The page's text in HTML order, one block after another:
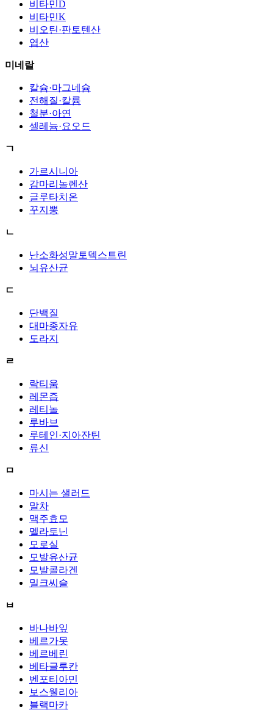
비타민D
비타민K
비오틴·판토텐산
엽산
미네랄
칼슘·마그네슘
전해질·칼륨
철분·아연
셀레늄·요오드
ㄱ
가르시니아
감마리놀렌산
글루타치온
꾸지뽕
ㄴ
난소화성말토덱스트린
뇌유산균
ㄷ
단백질
대마종자유
도라지
ㄹ
락티움
레몬즙
레티놀
루바브
루테인·지아잔틴
류신
ㅁ
마시는 샐러드
말차
맥주효모
멜라토닌
모로실
모발유산균
모발콜라겐
밀크씨슬
ㅂ
바나바잎
베르가못
베르베린
베타글루칸
벤포티아민
보스웰리아
블랙마카